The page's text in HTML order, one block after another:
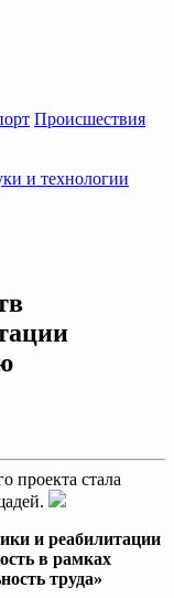
Происшествия
и технологии
проекта стала
и реабилитации
в рамках
труда»